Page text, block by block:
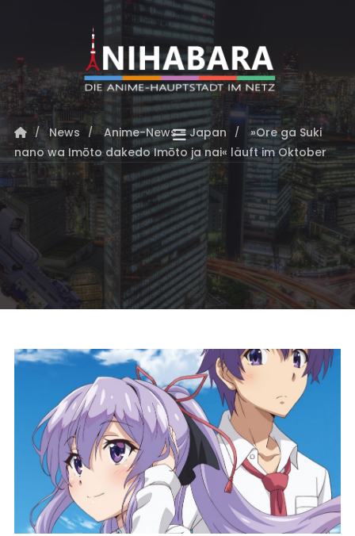
News Anime-News - Japan
»Ore ga Suki
nano wa Imōto dakedo Imōto ja nai« läuft im Oktober